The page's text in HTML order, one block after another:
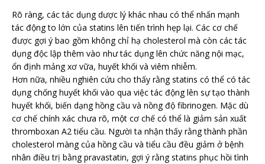
Rõ ràng, các tác dụng dược lý khác nhau có thể nhấn mạnh
tác động to lớn của statins lên tiến trình hẹp lại. Các cơ chế
được gợi ý bao gồm không chỉ hạ cholesterol mà còn các tác
dụng độc lập thêm vào như tác dụng lên chức năng nội mạc,
ổn định mảng xơ vữa, huyết khối và viêm nhiễm.
Hơn nữa, nhiều nghiên cứu cho thấy rằng statins có thể có tác
dụng chống huyết khối vào qua việc tác động lên sự tạo thành
huyết khối, biến dạng hồng cầu và nồng độ fibrinogen. Mặc dù
cơ chế chính xác chưa rõ, một cơ chế có thể là giảm sản xuất
thromboxan A2 tiểu cầu. Người ta nhận thấy rằng thành phần
cholesterol màng của hồng cầu và tiểu cầu đều giảm ở bệnh
nhân điều trị bằng pravastatin, gợi ý rằng statins phục hồi tình